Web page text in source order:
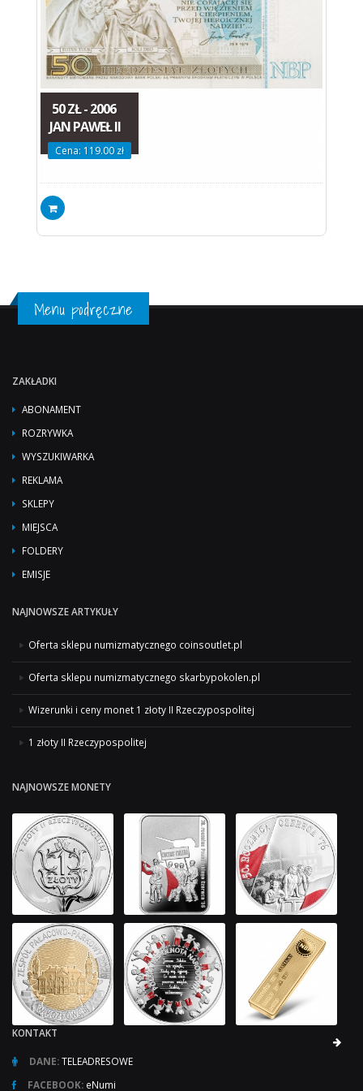
50 ZŁ - 2006
JAN PAWEŁ II
Cena: 119.00 zł
Menu podręczne
ZAKŁADKI
ABONAMENT
ROZRYWKA
WYSZUKIWARKA
REKLAMA
SKLEPY
MIEJSCA
FOLDERY
EMISJE
NAJNOWSZE ARTYKUŁY
Oferta sklepu numizmatycznego coinsoutlet.pl
Oferta sklepu numizmatycznego skarbypokolen.pl
Wizerunki i ceny monet 1 złoty II Rzeczypospolitej
1 złoty II Rzeczypospolitej
NAJNOWSZE MONETY
KONTAKT
DANE:TELEADRESOWE
FACEBOOK: eNumi